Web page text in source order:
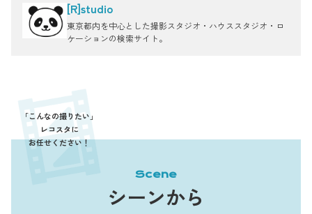
[R]studio
東京都内を中心とした撮影スタジオ・ハウススタジオ・ロ
ケーションの検索サイト。
「こんなの撮りたい」
レコスタに
お任せください！
Scene
シーンから